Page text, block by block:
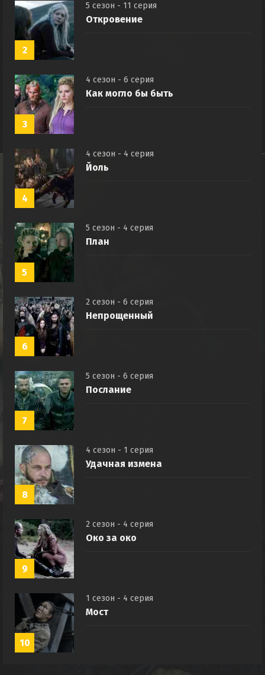
2
5 сезон - 11 серия
Откровение
3
4 сезон - 6 серия
Как могло бы быть
4
4 сезон - 4 серия
Йоль
5
5 сезон - 4 серия
План
6
2 сезон - 6 серия
Непрощенный
7
5 сезон - 6 серия
Послание
8
4 сезон - 1 серия
Удачная измена
9
2 сезон - 4 серия
Око за око
10
1 сезон - 4 серия
Мост